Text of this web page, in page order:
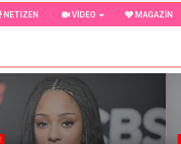
NETİZEN VİDEO MAGAZİN